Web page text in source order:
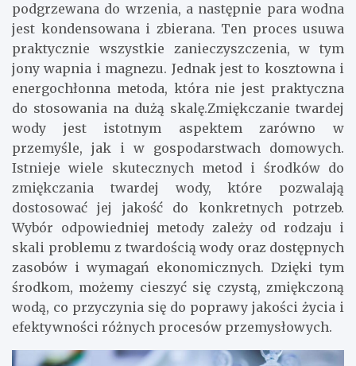
podgrzewana do wrzenia, a następnie para wodna
jest kondensowana i zbierana. Ten proces usuwa
praktycznie wszystkie zanieczyszczenia, w tym
jony wapnia i magnezu. Jednak jest to kosztowna i
energochłonna metoda, która nie jest praktyczna
do stosowania na dużą skalę.Zmiękczanie twardej
wody jest istotnym aspektem zarówno w
przemyśle, jak i w gospodarstwach domowych.
Istnieje wiele skutecznych metod i środków do
zmiękczania twardej wody, które pozwalają
dostosować jej jakość do konkretnych potrzeb.
Wybór odpowiedniej metody zależy od rodzaju i
skali problemu z twardością wody oraz dostępnych
zasobów i wymagań ekonomicznych. Dzięki tym
środkom, możemy cieszyć się czystą, zmiękczoną
wodą, co przyczynia się do poprawy jakości życia i
efektywności różnych procesów przemysłowych.